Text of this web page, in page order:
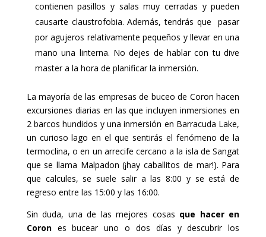
contienen pasillos y salas muy cerradas y pueden
causarte claustrofobia. Además, tendrás que pasar
por agujeros relativamente pequeños y llevar en una
mano una linterna. No dejes de hablar con tu dive
master a la hora de planificar la inmersión.
La mayoría de las empresas de buceo de Coron hacen
excursiones diarias en las que incluyen inmersiones en
2 barcos hundidos y una inmersión en Barracuda Lake,
un curioso lago en el que sentirás el fenómeno de la
termoclina, o en un arrecife cercano a la isla de Sangat
que se llama Malpadon (¡hay caballitos de mar!). Para
que calcules, se suele salir a las 8:00 y se está de
regreso entre las 15:00 y las 16:00.
Sin duda, una de las mejores cosas que hacer en
Corones bucear uno o dos días y descubrir los